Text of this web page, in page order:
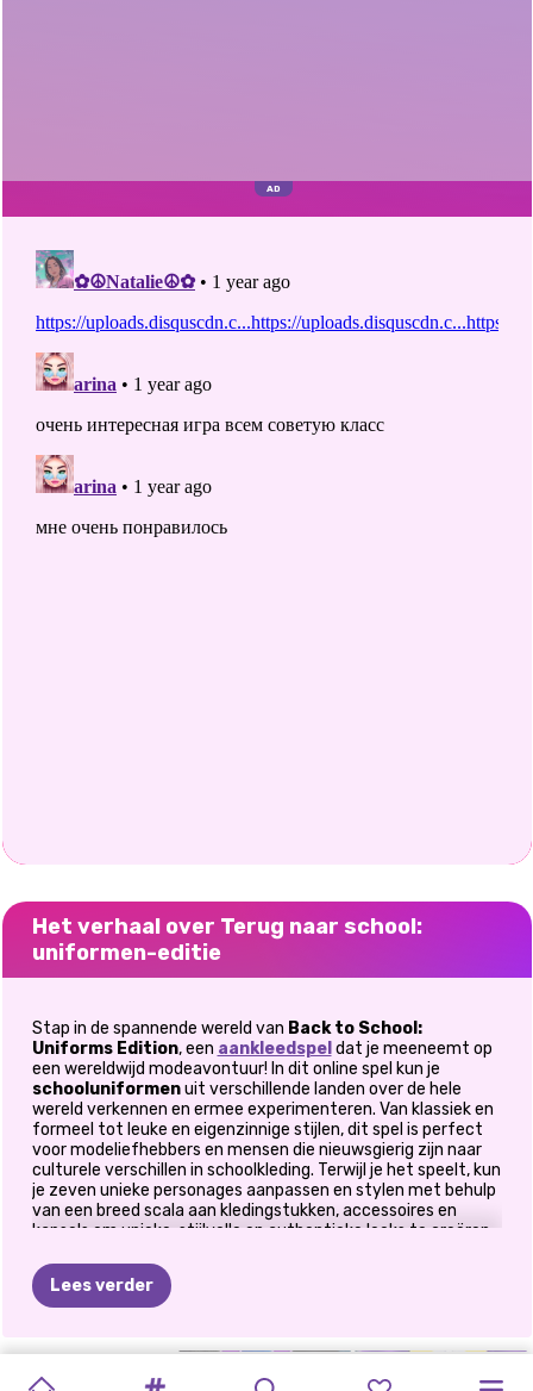
Het verhaal over Terug naar school:
uniformen-editie
Stap in de spannende wereld van Back to School:
Uniforms Edition, een aankleedspel dat je meeneemt op
een wereldwijd modeavontuur! In dit online spel kun je
schooluniformenuit verschillende landen over de hele
wereld verkennen en ermee experimenteren. Van klassiek en
formeel tot leuke en eigenzinnige stijlen, dit spel is perfect
voor modeliefhebbers en mensen die nieuwsgierig zijn naar
culturele verschillen in schoolkleding. Terwijl je het speelt, kun
je zeven unieke personages aanpassen en stylen met behulp
van een breed scala aan kledingstukken, accessoires en
kapsels om unieke, stijlvolle en authentieke looks te creëren.
duiken? Laten we gaan!
Hoe speel je Back To School: Uniforms Edition?
Het spel is gestructureerd in zeven verschillende units, die
elk
schooluniformen uit een specifiek land of thema
Lees verder
MIDDELBARE
ELLIE SCHURKEN
POPULARITEITSWEDSTRIJD
PRINSESSEN SCHURKEN